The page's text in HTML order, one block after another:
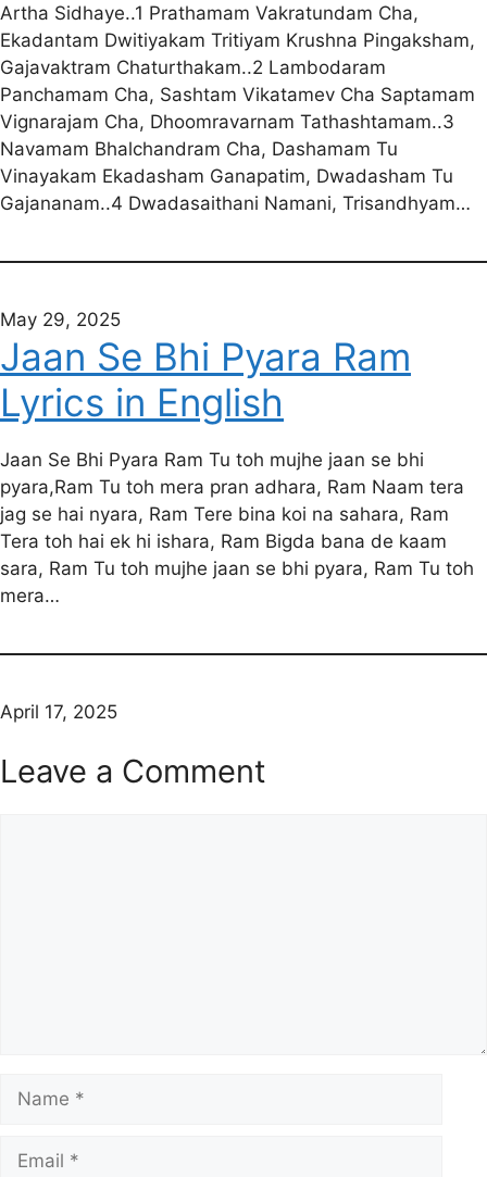
Artha Sidhaye..1 Prathamam Vakratundam Cha,
Ekadantam Dwitiyakam Tritiyam Krushna Pingaksham,
Gajavaktram Chaturthakam..2 Lambodaram
Panchamam Cha, Sashtam Vikatamev Cha Saptamam
Vignarajam Cha, Dhoomravarnam Tathashtamam..3
Navamam Bhalchandram Cha, Dashamam Tu
Vinayakam Ekadasham Ganapatim, Dwadasham Tu
Gajananam..4 Dwadasaithani Namani, Trisandhyam…
May 29, 2025
Jaan Se Bhi Pyara Ram
Lyrics in English
Jaan Se Bhi Pyara Ram Tu toh mujhe jaan se bhi
pyara,Ram Tu toh mera pran adhara, Ram Naam tera
jag se hai nyara, Ram Tere bina koi na sahara, Ram
Tera toh hai ek hi ishara, Ram Bigda bana de kaam
sara, Ram Tu toh mujhe jaan se bhi pyara, Ram Tu toh
mera…
April 17, 2025
Leave a Comment
Name
Email